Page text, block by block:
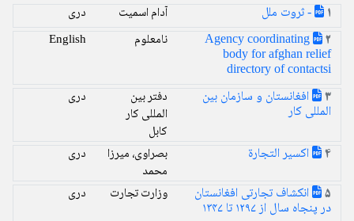
1 - ثروت ملل آدام اسمیت دری
2
Agency coordinating
body for afghan relief
directory of contactsi
نامعلوم English
3 افغانستان و سازمان بین
المللی کار
دفتر بین
المللی کار
کابل
دری
4 اكسير التجارة
بصراوى، ميرزا
محمد
دری
5 انکشاف تجارتی افغانستان
در پنجاه سال از ۱۲۹۷ تا ۱۳۴۷
وزارت تجارت دری